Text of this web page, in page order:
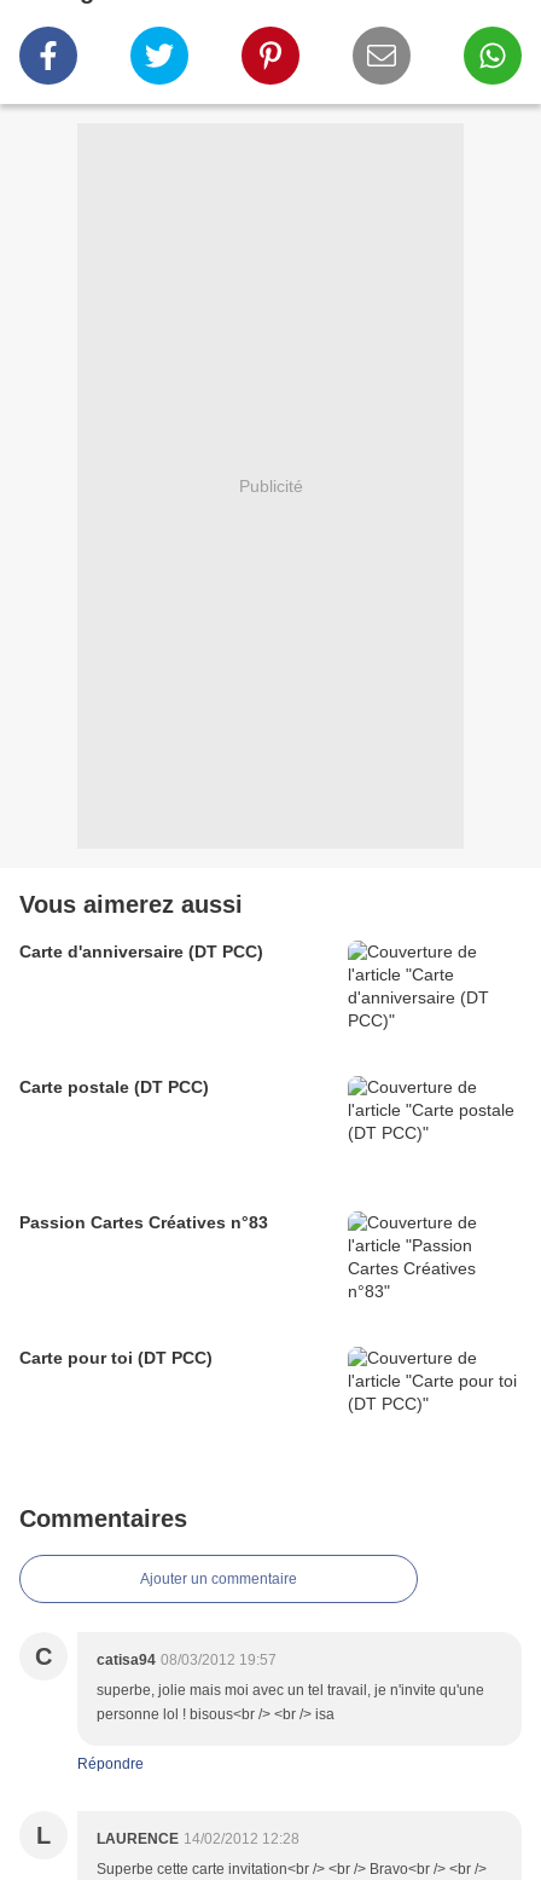
Publicité
Vous aimerez aussi
Carte d'anniversaire (DT PCC)
Carte postale (DT PCC)
Passion Cartes Créatives n°83
Carte pour toi (DT PCC)
Commentaires
Ajouter un commentaire
C catisa94 08/03/2012 19:57
superbe, jolie mais moi avec un tel travail, je n'invite qu'une
personne lol ! bisous<br /> <br /> isa
Répondre
L LAURENCE 14/02/2012 12:28
Superbe cette carte invitation<br /> <br /> Bravo<br /> <br />